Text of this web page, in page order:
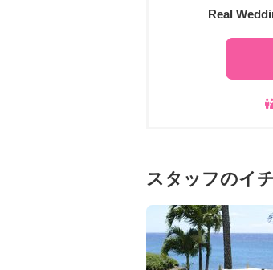
Real
スタッフのイ